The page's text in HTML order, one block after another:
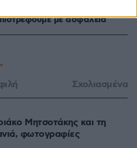
με ασφάλεια
Σχολιασμένα
Μητσοτάκης και τη
φωτογραφίες